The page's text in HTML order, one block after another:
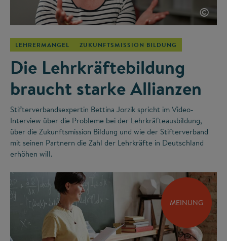
©
LEHRERMANGEL ZUKUNFTSMISSION BILDUNG
Die Lehrkräftebildung
braucht starke Allianzen
Stifterverbandsexpertin Bettina Jorzik spricht im Video-
Interview über die Probleme bei der Lehrkräfteausbildung,
über die Zukunftsmission Bildung und wie der Stifterverband
mit seinen Partnern die Zahl der Lehrkräfte in Deutschland
erhöhen will.
MEINUNG